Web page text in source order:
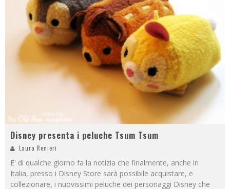
Disney presenta i peluche Tsum Tsum
Laura Renieri
E' di qualche giorno fa la notizia che finalmente, anche in
Italia, presso i Disney Store sarà possibile acquistare, e
collezionare, i nuovissimi peluche dei personaggi Disney che